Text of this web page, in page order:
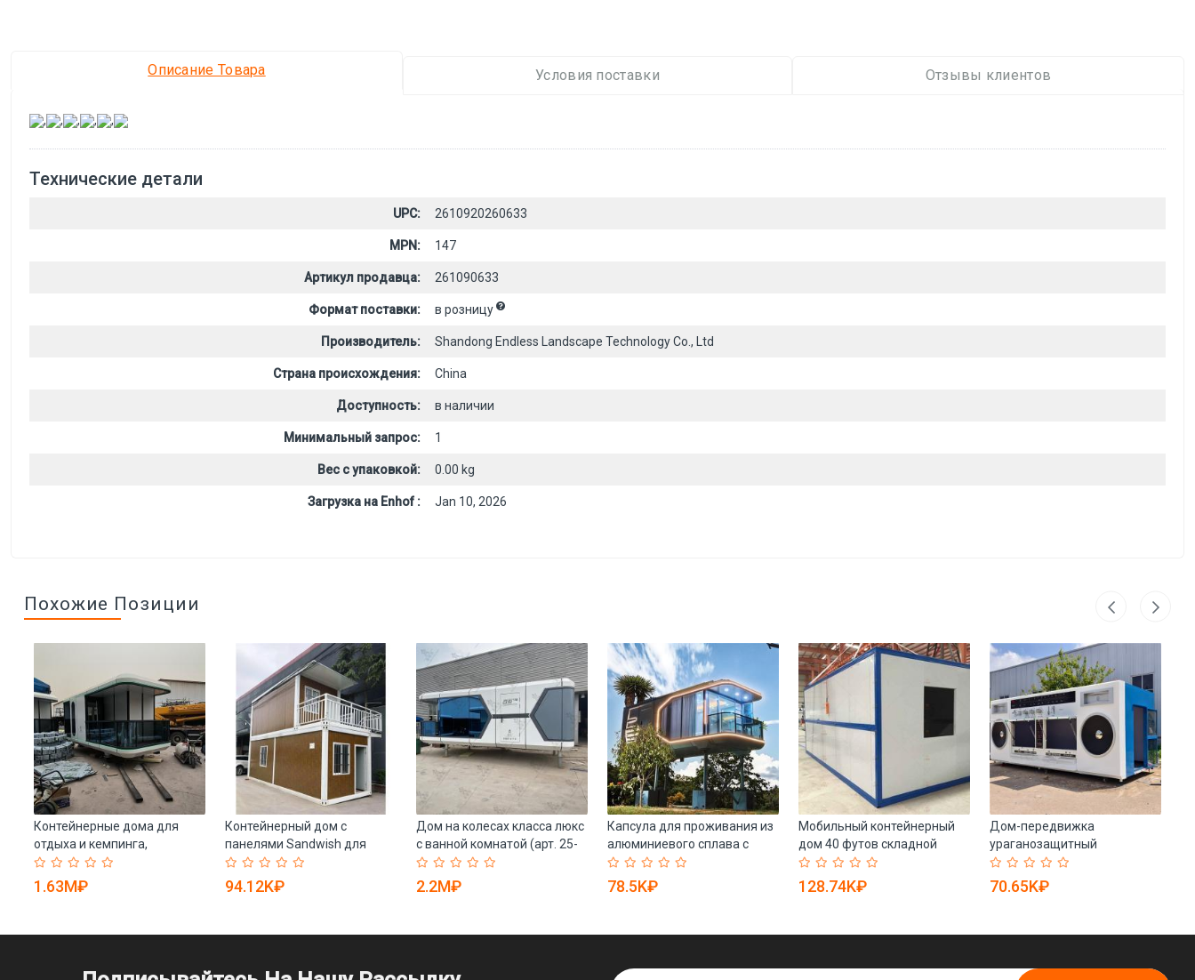
Описание Товара Условия поставки Отзывы клиентов
, , , , ,
Технические детали
UPC: 2610920260633
MPN: 147
Артикул продавца: 261090633
Формат поставки: в розницу
Производитель: Shandong Endless Landscape Technology Co., Ltd
Страна происхождения: China
Доступность: в наличии
Минимальный запрос: 1
Вес с упаковкой: 0.00 kg
Загрузка на Enhof : Jan 10, 2026
Похожие Позиции
Контейнерные дома для
отдыха и кемпинга,
передвижные (арт. 26-
1090063)
1.63M₽
Контейнерный дом с
панелями Sandwish для
жилья и отдыха (арт. 25-
30072108)
94.12K₽
Дом на колесах класса люкс
с ванной комнатой (арт. 25-
24110044)
2.2M₽
Капсула для проживания из
алюминиевого сплава с
умной технологией (арт. 26-
1090144)
78.5K₽
Мобильный контейнерный
дом 40 футов складной
портативный (арт. 25-
30072038)
128.74K₽
Дом-передвижка
ураганозащитный
водонепроницаемый с
кухней (арт. 26-1090398)
70.65K₽